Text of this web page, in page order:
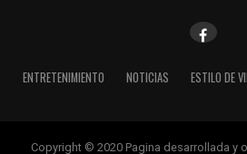
ENTRETENIMIENTO NOTICIAS ESTILO DE
Copyright © 2020 Pagina desarrollada y